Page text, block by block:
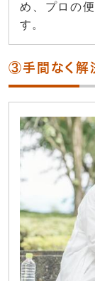
め、プロの
す。
③手間なく解